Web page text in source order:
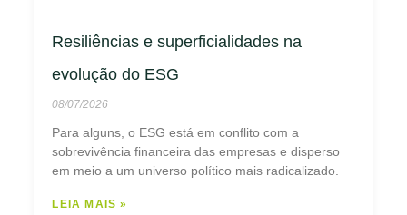
Resiliências e superficialidades na
evolução do ESG
08/07/2026
Para alguns, o ESG está em conflito com a
sobrevivência financeira das empresas e disperso
em meio a um universo político mais radicalizado.
LEIA MAIS »